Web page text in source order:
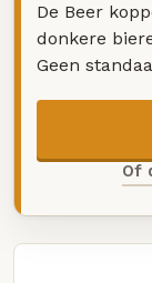
De Beer
donkere
Geen
Of